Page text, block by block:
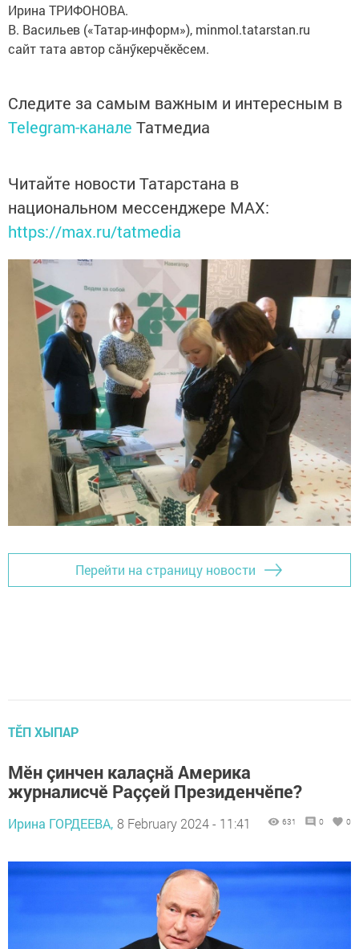
Ирина ТРИФОНОВА.
В. Васильев («Татар-информ»), minmol.tatarstan.ru
сайт тата автор сăнӳкерчӗкӗсем.
Следите за самым важным и интересным в
Telegram-канале Татмедиа
Читайте новости Татарстана в
национальном мессенджере MАХ:
https://max.ru/tatmedia
Перейти на страницу новости
ТӖП ХЫПАР
Мӗн çинчен калаçнă Америка
журналисчӗ Раççей Президенчӗпе?
Ирина ГОРДЕЕВА, 8 February 2024 - 11:41 631 0 0